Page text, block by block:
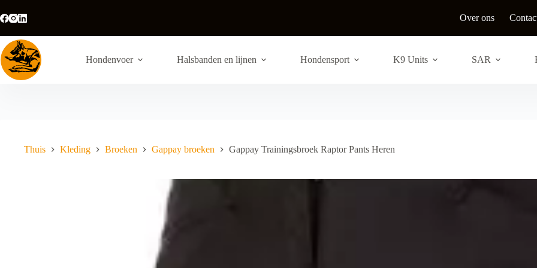
naar
de
inhoud
Over ons
Hondenvoer Halsbanden en lijnen Hondensport K9 Units SAR
Thuis Kleding Broeken Gappay broeken Gappay Trainingsbroek Raptor Pants Heren